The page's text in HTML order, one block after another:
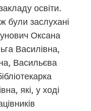
освіти.
були заслухані
Оксана
Василівна,
Васильєва
які, у ході